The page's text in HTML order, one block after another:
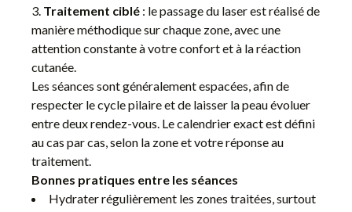
Traitement ciblé : le passage du laser est réalisé de
manière méthodique sur chaque zone, avec une
attention constante à votre confort et à la réaction
cutanée.
Les séances sont généralement espacées, afin de
respecter le cycle pilaire et de laisser la peau évoluer
entre deux rendez-vous. Le calendrier exact est défini
au cas par cas, selon la zone et votre réponse au
traitement.
Bonnes pratiques entre les séances
Hydrater régulièrement les zones traitées, surtout